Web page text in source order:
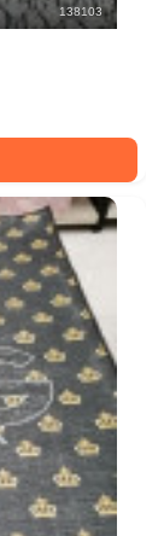
138103